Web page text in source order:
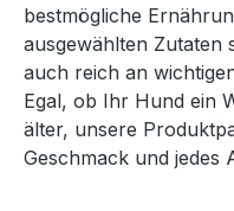
bestmögliche
ausgewählten Zutaten
auch reich an
Egal, ob Ihr Hund ein
älter, unsere
Geschmack und jedes